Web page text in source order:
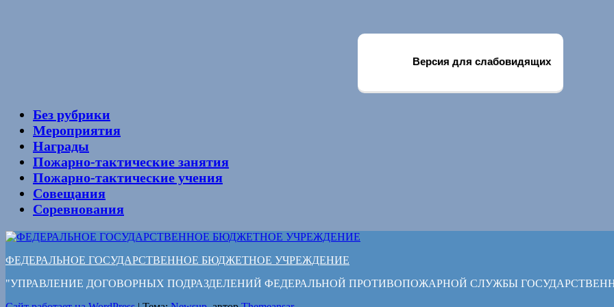
Версия для слабовидящих
Без рубрики
Мероприятия
Награды
Пожарно-тактические занятия
Пожарно-тактические учения
Совещания
Соревнования
ФЕДЕРАЛЬНОЕ ГОСУДАРСТВЕННОЕ БЮДЖЕТНОЕ УЧРЕЖДЕНИЕ
"УПРАВЛЕНИЕ ДОГОВОРНЫХ ПОДРАЗДЕЛЕНИЙ ФЕДЕРАЛЬНОЙ ПРОТИВОПОЖАРНОЙ СЛУЖБЫ